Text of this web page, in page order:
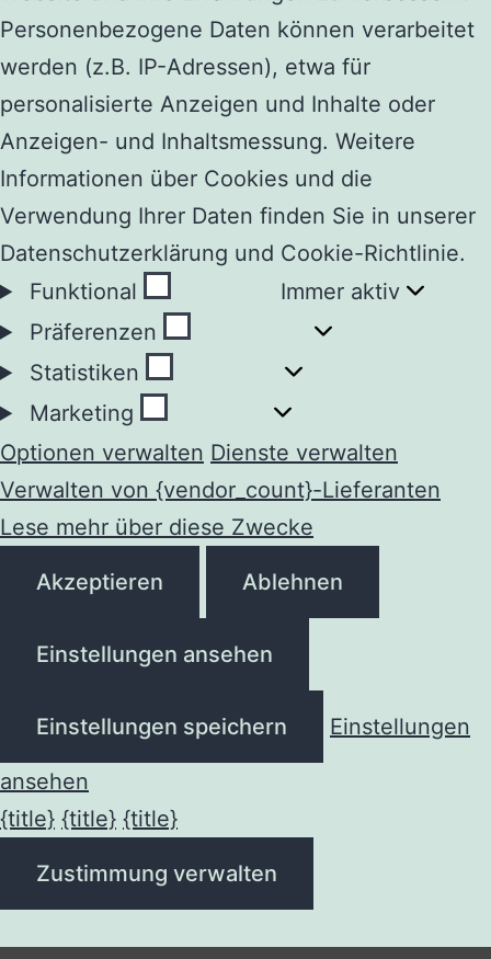
Personenbezogene Daten können verarbeitet
werden (z.B. IP-Adressen), etwa für
personalisierte Anzeigen und Inhalte oder
Anzeigen- und Inhaltsmessung. Weitere
Informationen über Cookies und die
Verwendung Ihrer Daten finden Sie in unserer
Datenschutzerklärung und Cookie-Richtlinie.
Funktional
Immer aktiv
Präferenzen
Statistiken
Marketing
Optionen verwalten Dienste verwalten
Verwalten von {vendor_count}-Lieferanten
Lese mehr über diese Zwecke
Akzeptieren Ablehnen
Einstellungen ansehen
Einstellungen speichern Einstellungen
ansehen
{title} {title} {title}
Zustimmung verwalten